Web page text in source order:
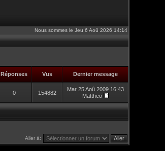
Nous sommes le Jeu 6 Aoû 2026 14:14
Réponses Vus Dernier message
0 154882
Mar 25 Aoû 2009 16:43
Mattheo
Aller à: